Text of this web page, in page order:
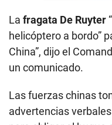
La fragata De Ruyter
helicóptero a bordo”
China”, dijo el
un comunicado.
Las fuerzas chinas
advertencias